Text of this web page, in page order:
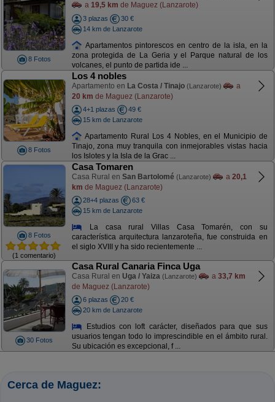
8 Fotos
a 19,5 km de Maguez (Lanzarote)
3 plazas
30 €
14 km de Lanzarote
Apartamentos pintorescos en centro de la isla, en la
zona protegida de La Geria y el Parque natural de los
volcanes, el punto de partida ide ...
8 Fotos
Los 4 nobles
Apartamento en La Costa / Tinajo (Lanzarote)
a
20 km de Maguez (Lanzarote)
4+1 plazas
49 €
15 km de Lanzarote
Apartamento Rural Los 4 Nobles, en el Municipio de
Tinajo, zona muy tranquila con inmejorables vistas hacia
los Islotes y la Isla de la Grac ...
8 Fotos
(1 comentario)
Casa Tomaren
Casa Rural en San Bartolomé (Lanzarote) a 20,1
km de Maguez (Lanzarote)
28+4 plazas
63 €
15 km de Lanzarote
La casa rural Villas Casa Tomarén, con su
característica arquitectura lanzaroteña, fue construida en
el siglo XVIII y ha sido recientemente ...
30 Fotos
Casa Rural Canaria Finca Uga
Casa Rural en Uga / Yaiza (Lanzarote) a 33,7 km
de Maguez (Lanzarote)
6 plazas
20 €
20 km de Lanzarote
Estudios con loft carácter, diseñados para que sus
usuarios tengan todo lo imprescindible en el ámbito rural.
Su ubicación es excepcional, f ...
Cerca de Maguez: